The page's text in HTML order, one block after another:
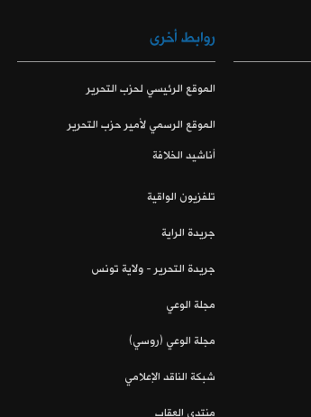
روابط أخرى
الموقع الرئيسي لحزب التحرير
الموقع الرسمي لأمير حزب التحرير
أناشيد الخلافة
تلفزيون الواقية
جريدة الراية
جريدة التحرير - ولاية تونس
مجلة الوعي
مجلة الوعي (روسي)
شبكة الناقد الإعلامي
منتدى العقاب